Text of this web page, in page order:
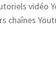
vidéo
chaînes